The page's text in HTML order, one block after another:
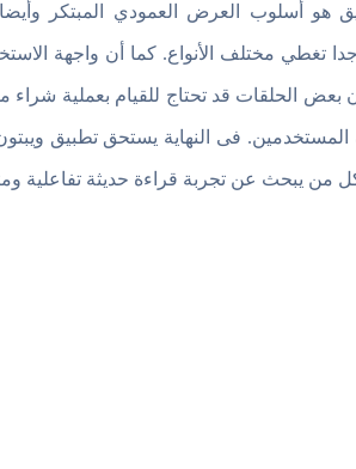
هو أسلوب العرض العمودي المبتكر
تغطي مختلف الأنواع. كما أن واجهة
بعض الحلقات قد تحتاج للقيام بعملية
المستخدمين. فى النهاية يستحق تطبيق
من يبحث عن تجربة قراءة حديثة تفاعلية